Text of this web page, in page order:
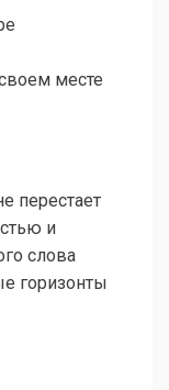
месте
перестает
и
слова
горизонты